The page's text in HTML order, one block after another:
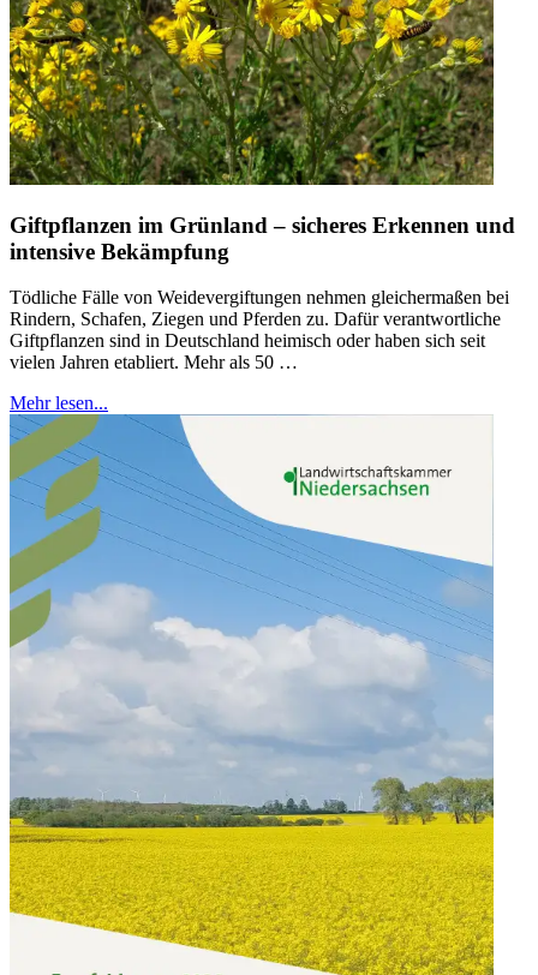
Giftpflanzen im Grünland – sicheres Erkennen und
intensive Bekämpfung
Tödliche Fälle von Weidevergiftungen nehmen gleichermaßen bei
Rindern, Schafen, Ziegen und Pferden zu. Dafür verantwortliche
Giftpflanzen sind in Deutschland heimisch oder haben sich seit
vielen Jahren etabliert. Mehr als 50 …
Mehr lesen...